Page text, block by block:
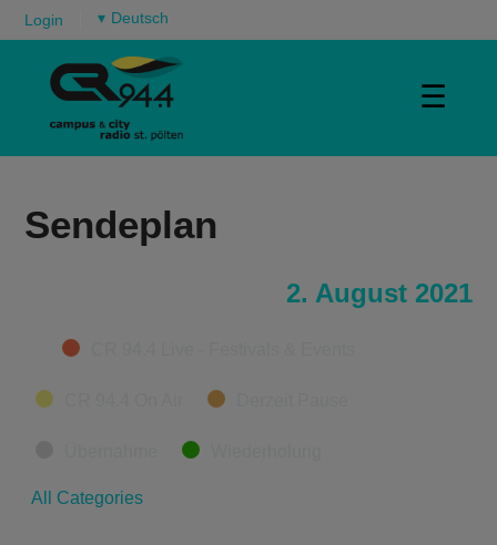
Login ▾
☰
Sendeplan
2. August 2021
Categories
All Categories